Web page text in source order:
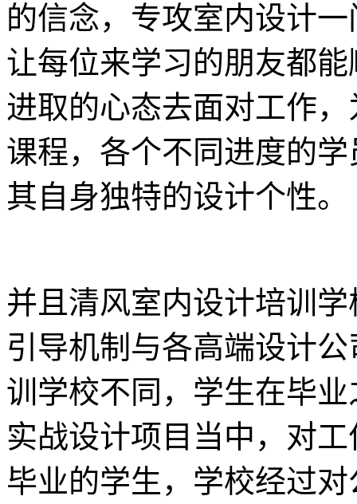
的信念，专攻室内设计
让每位来学习的朋友都
进取的心态去面对工作
课程，各个不同进度的
其自身独特的设计个性。
并且清风室内设计培训
引导机制与各高端设计
训学校不同，学生在毕
实战设计项目当中，对
毕业的学生，学校经过